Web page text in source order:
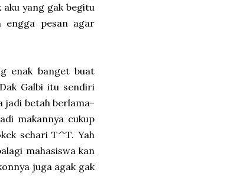
aku yang gak begitu
engga pesan agar
enak banget buat
Galbi itu sendiri
jadi betah berlama-
makannya cukup
sehari T^T. Yah
mahasiswa kan
juga agak gak